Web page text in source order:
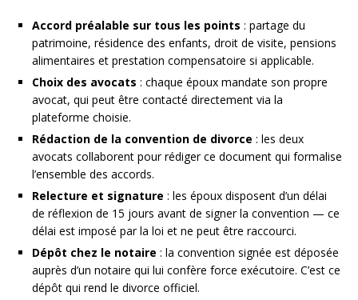
Accord préalable sur tous les points : partage du
patrimoine, résidence des enfants, droit de visite, pensions
alimentaires et prestation compensatoire si applicable.
Choix des avocats : chaque époux mandate son propre
avocat, qui peut être contacté directement via la
plateforme choisie.
Rédaction de la convention de divorce : les deux
avocats collaborent pour rédiger ce document qui formalise
l’ensemble des accords.
Relecture et signature : les époux disposent d’un délai
de réflexion de 15 jours avant de signer la convention — ce
délai est imposé par la loi et ne peut être raccourci.
Dépôt chez le notaire : la convention signée est déposée
auprès d’un notaire qui lui confère force exécutoire. C’est ce
dépôt qui rend le divorce officiel.